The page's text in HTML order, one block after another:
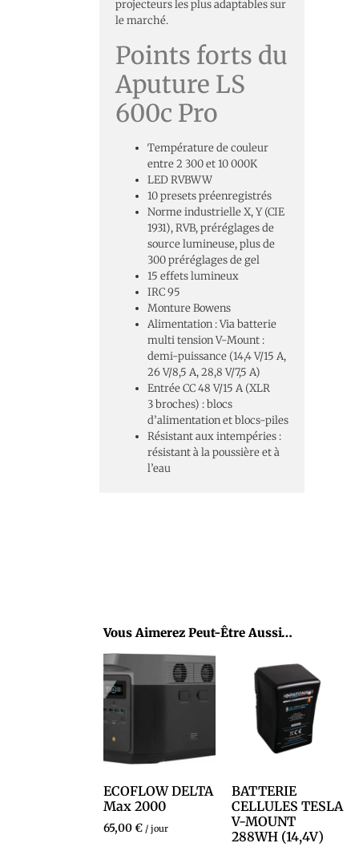
projecteurs les plus adaptables sur
le marché.
Points forts du
Aputure LS
600c Pro
Température de couleur
entre 2 300 et 10 000K
LED RVBWW
10 presets préenregistrés
Norme industrielle X, Y (CIE
1931), RVB, préréglages de
source lumineuse, plus de
300 préréglages de gel
15 effets lumineux
IRC 95
Monture Bowens
Alimentation : Via batterie
multi tension V-Mount :
demi-puissance (14,4 V/15 A,
26 V/8,5 A, 28,8 V/7,5 A)
Entrée CC 48 V/15 A (XLR
3 broches) : blocs
d’alimentation et blocs-piles
Résistant aux intempéries :
résistant à la poussière et à
l’eau
Vous Aimerez Peut-Être Aussi…
ECOFLOW DELTA
Max 2000
65,00€ / jour
BATTERIE
CELLULES TESLA
V-MOUNT
288WH (14,4V)